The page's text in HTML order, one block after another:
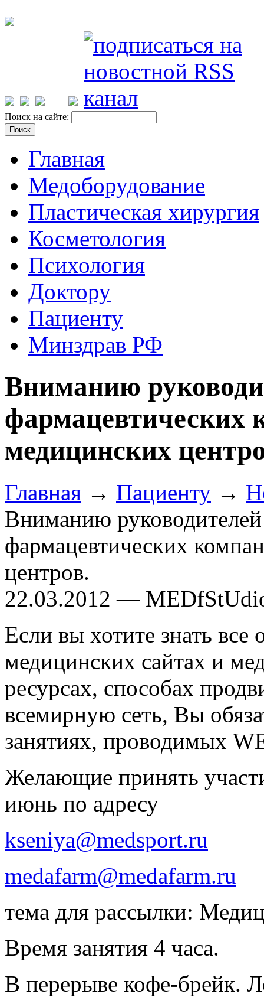
Поиск на сайте:
Главная
Медоборудование
Пластическая хирургия
Косметология
Психология
Доктору
Пациенту
Минздрав РФ
Вниманию
фармацевтических
медицинских
Главная → Пациенту →
Вниманию
фармацевтических
центров.
22.03.2012 —
Если вы хотите знать
медицинских сайтах и
ресурсах, способах
всемирную сеть, Вы
занятиях, проводимых
Желающие принять
июнь по адресу
kseniya@medsport.ru
medafarm@medafarm.ru
тема для рассылки:
Время занятия 4 часа.
В перерыве кофе-брейк.